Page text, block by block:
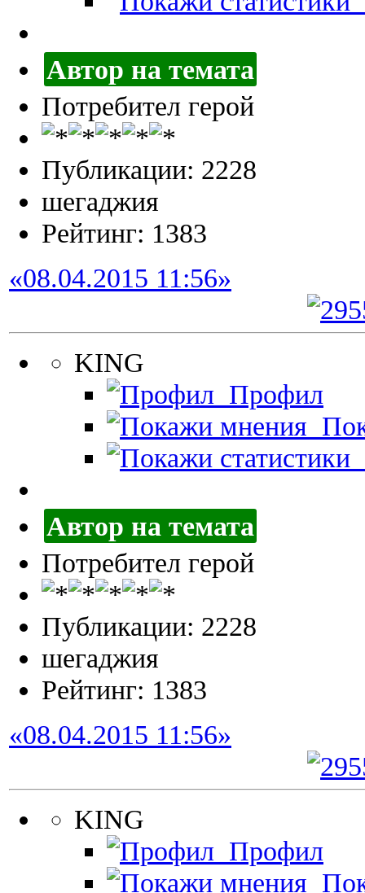
Автор на темата
Потребител герой
Публикации: 2228
шегаджия
Рейтинг: 1383
«08.04.2015 11:56»
KING
Профил
Автор на темата
Потребител герой
Публикации: 2228
шегаджия
Рейтинг: 1383
«08.04.2015 11:56»
KING
Профил